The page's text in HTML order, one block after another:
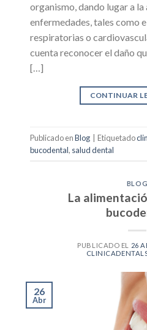
organismo, dando lugar a
enfermedades, tales como
respiratorias o
cuenta reconocer el daño
[…]
CONTINUAR
Publicado enBlog Etiquetado
bucodental, salud dental
BLOG
La
PUBLICADO EL 26
26
Abr